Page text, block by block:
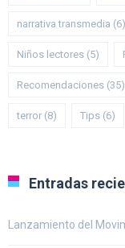
narrativa transmedia (6)
Niños lectores (5)
Recomendaciones (35)
terror (8) Tips (6)
Entradas
Lanzamiento del